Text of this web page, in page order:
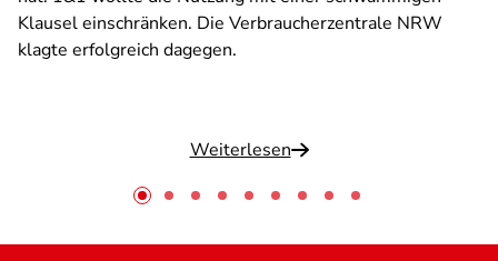
Klausel einschränken. Die Verbraucherzentrale NRW
klagte erfolgreich dagegen.
Weiterlesen